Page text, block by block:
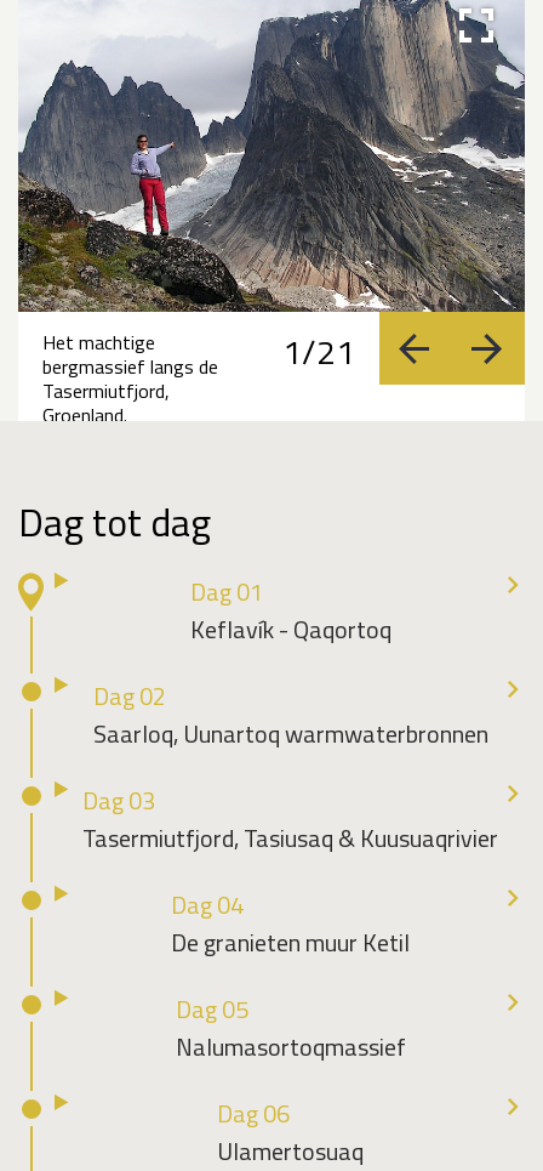
1/21 vorige
Het machtige
bergmassief langs de
Tasermiutfjord,
Groenland.
Dag tot dag
Dag 01
Keflavík - Qaqortoq
Dag 02
Saarloq, Uunartoq warmwaterbronnen
Dag 03
Tasermiutfjord, Tasiusaq & Kuusuaqrivier
Dag 04
De granieten muur Ketil
Dag 05
Nalumasortoqmassief
Dag 06
Ulamertosuaq